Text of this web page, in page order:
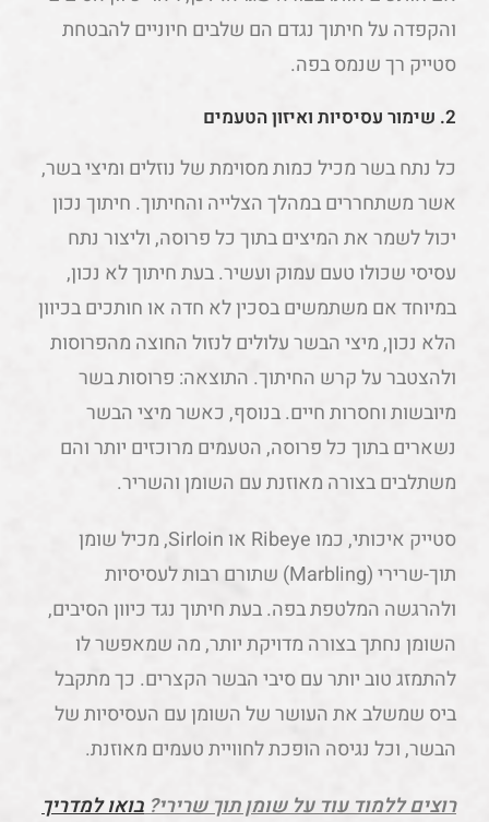
והקפדה על חיתוך נגדם הם שלבים חיוניים להבטחת
סטייק רך שנמס בפה.
2. שימור עסיסיות ואיזון הטעמים
כל נתח בשר מכיל כמות מסוימת של נוזלים ומיצי בשר,
אשר משתחררים במהלך הצלייה והחיתוך. חיתוך נכון
יכול לשמר את המיצים בתוך כל פרוסה, וליצור נתח
עסיסי שכולו טעם עמוק ועשיר. בעת חיתוך לא נכון,
במיוחד אם משתמשים בסכין לא חדה או חותכים בכיוון
הלא נכון, מיצי הבשר עלולים לנזול החוצה מהפרוסות
ולהצטבר על קרש החיתוך. התוצאה: פרוסות בשר
מיובשות וחסרות חיים. בנוסף, כאשר מיצי הבשר
נשארים בתוך כל פרוסה, הטעמים מרוכזים יותר והם
משתלבים בצורה מאוזנת עם השומן והשריר.
סטייק איכותי, כמו Ribeye או Sirloin, מכיל שומן
תוך-שרירי (Marbling) שתורם רבות לעסיסיות
ולהרגשה המלטפת בפה. בעת חיתוך נגד כיוון הסיבים,
השומן נחתך בצורה מדויקת יותר, מה שמאפשר לו
להתמזג טוב יותר עם סיבי הבשר הקצרים. כך מתקבל
ביס שמשלב את העושר של השומן עם העסיסיות של
הבשר, וכל נגיסה הופכת לחוויית טעמים מאוזנת.
רוצים ללמוד עוד על שומן תוך שרירי?בואו למדריך